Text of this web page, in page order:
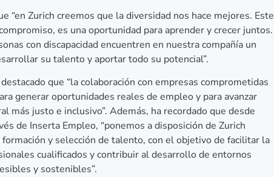
“en Zurich creemos que la diversidad nos hace mejores. Este
es una oportunidad para aprender y crecer juntos.
con discapacidad encuentren en nuestra compañía un
su talento y aportar todo su potencial”.
que “la colaboración con empresas comprometidas
generar oportunidades reales de empleo y para avanzar
más justo e inclusivo”. Además, ha recordado que desde
de Inserta Empleo, “ponemos a disposición de Zurich
y selección de talento, con el objetivo de facilitar la
cualificados y contribuir al desarrollo de entornos
y sostenibles”.